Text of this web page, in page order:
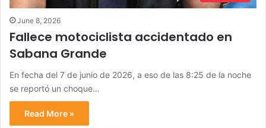
June 8, 2026
Fallece motociclista accidentado en
Sabana Grande
En fecha del 7 de junio de 2026, a eso de las 8:25 de la noche
se reportó un choque…
Read More »